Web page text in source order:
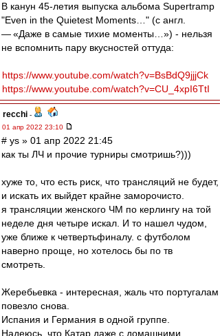
В канун 45-летия выпуска альбома Supertramp
"Even in the Quietest Moments…" (с англ.
— «Даже в самые тихие моменты…») - нельзя
не вспомнить пару вкусностей оттуда:
https://www.youtube.com/watch?v=BsBdQ9jjjCk
https://www.youtube.com/watch?v=CU_4xpI6TtI
recchi -
01 апр 2022 23:10
# ys » 01 апр 2022 21:45
как ты ЛЧ и прочие турниры смотришь?)))
хуже то, что есть риск, что трансляций не будет,
и искать их выйдет крайне заморочисто.
я трансляции женского ЧМ по керлингу на той
неделе дня четыре искал. И то нашел чудом,
уже ближе к четвертьфиналу. с футболом
наверно проще, но хотелось бы по тв
смотреть.
Жеребьевка - интересная, жаль что португалам
повезло снова.
Испания и Германия в одной группе.
Надеюсь, что Катар даже с домашними